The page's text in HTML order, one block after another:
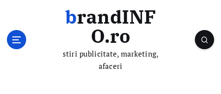
brandINF
O.ro
stiri publicitate, marketing,
afaceri